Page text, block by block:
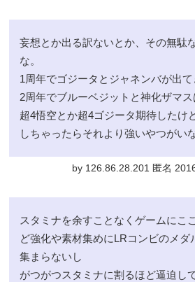
妄想とか出る訳ないとか、その無駄
な。
1周年でゴジータとジャネンバが出
2周年でブルーベジットと神化ザマ
超4悟空とか超4ゴジータ期待したけ
しちゃったらそれより強いやつがい
by 126.86.28.201 匿名
スタミナを余すことなくゲームにこ
ど強化や素材集めにLRコンビのメダ
集まらないし
がつがつスタミナに割るほど逼迫し